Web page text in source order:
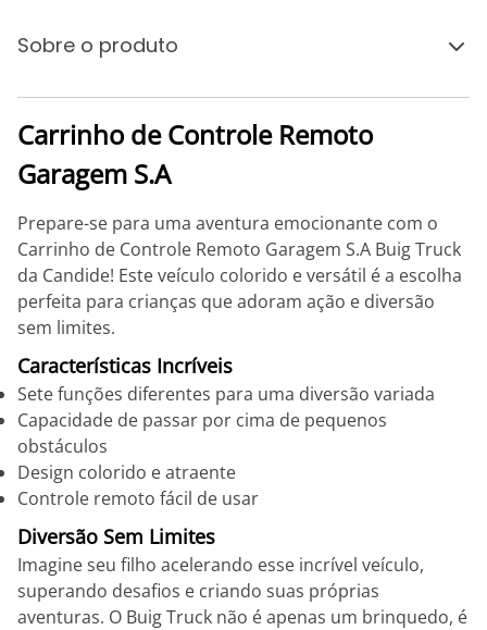
Sobre o produto
Carrinho de Controle Remoto
Garagem S.A
Prepare-se para uma aventura emocionante com o
Carrinho de Controle Remoto Garagem S.A Buig Truck
da Candide! Este veículo colorido e versátil é a escolha
perfeita para crianças que adoram ação e diversão
sem limites.
Características Incríveis
Sete funções diferentes para uma diversão variada
Capacidade de passar por cima de pequenos
obstáculos
Design colorido e atraente
Controle remoto fácil de usar
Diversão Sem Limites
Imagine seu filho acelerando esse incrível veículo,
superando desafios e criando suas próprias
aventuras. O Buig Truck não é apenas um brinquedo, é